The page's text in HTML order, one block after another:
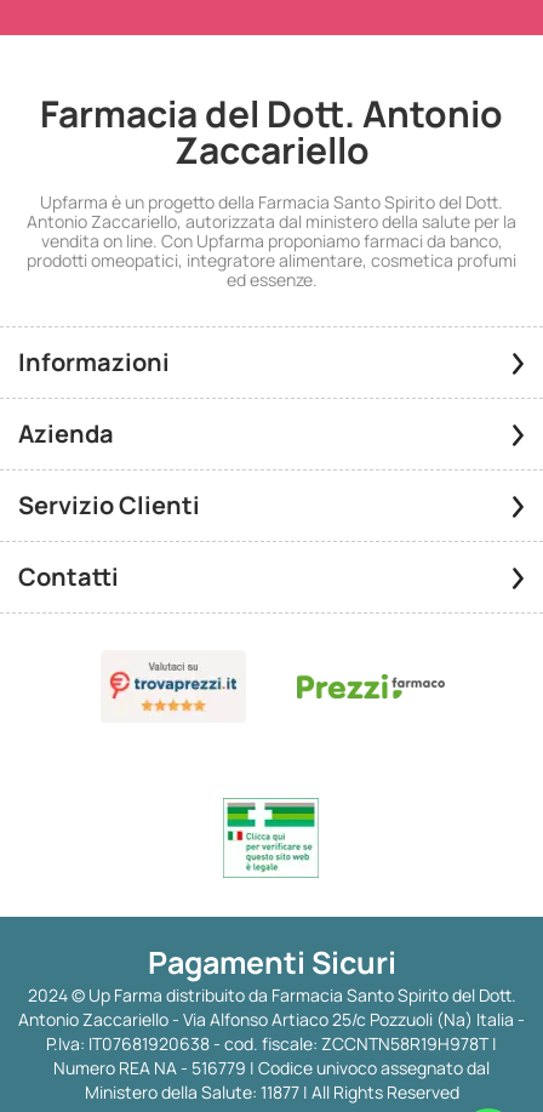
Farmacia del Dott. Antonio
Zaccariello
Upfarma è un progetto della Farmacia Santo Spirito del Dott.
Antonio Zaccariello, autorizzata dal ministero della salute per la
vendita on line. Con Upfarma proponiamo farmaci da banco,
prodotti omeopatici, integratore alimentare, cosmetica profumi
ed essenze.
Informazioni
Azienda
Servizio Clienti
Contatti
Pagamenti Sicuri
2024 © Up Farma distribuito da Farmacia Santo Spirito del Dott.
Antonio Zaccariello - Via Alfonso Artiaco 25/c Pozzuoli (Na) Italia -
P.Iva: IT07681920638 - cod. fiscale: ZCCNTN58R19H978T |
Numero REA NA - 516779 | Codice univoco assegnato dal
Ministero della Salute: 11877 | All Rights Reserved